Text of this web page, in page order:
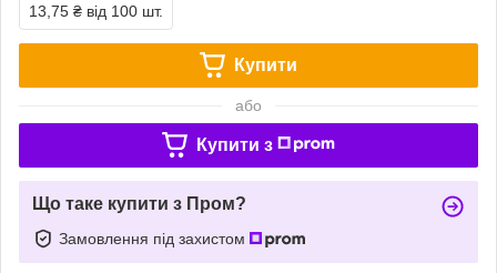
13,75 ₴ від 100 шт.
Купити
або
Купити з
Що таке купити з Пром?
Замовлення під захистом